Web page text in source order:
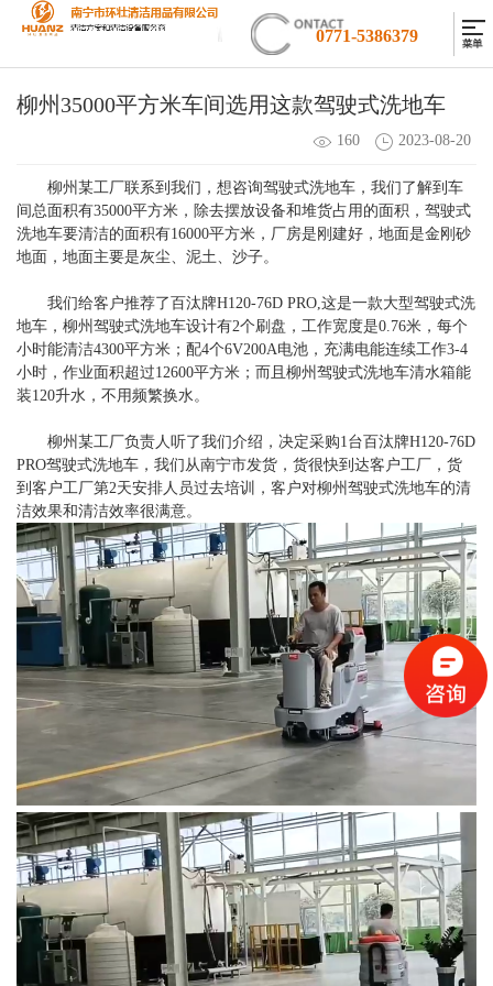
0771-5386379
柳州35000平方米车间选用这款驾驶式洗地车
160 2023-08-20
柳州某工厂联系到我们，想咨询驾驶式洗地车，我们了解到车
间总面积有35000平方米，除去摆放设备和堆货占用的面积，驾驶式
洗地车要清洁的面积有16000平方米，厂房是刚建好，地面是金刚砂
地面，地面主要是灰尘、泥土、沙子。
我们给客户推荐了百汰牌H120-76D PRO,这是一款大型驾驶式洗
地车，柳州驾驶式洗地车设计有2个刷盘，工作宽度是0.76米，每个
小时能清洁4300平方米；配4个6V200A电池，充满电能连续工作3-4
小时，作业面积超过12600平方米；而且柳州驾驶式洗地车清水箱能
装120升水，不用频繁换水。
柳州某工厂负责人听了我们介绍，决定采购1台百汰牌H120-76D
PRO驾驶式洗地车，我们从南宁市发货，货很快到达客户工厂，货
到客户工厂第2天安排人员过去培训，客户对柳州驾驶式洗地车的清
洁效果和清洁效率很满意。